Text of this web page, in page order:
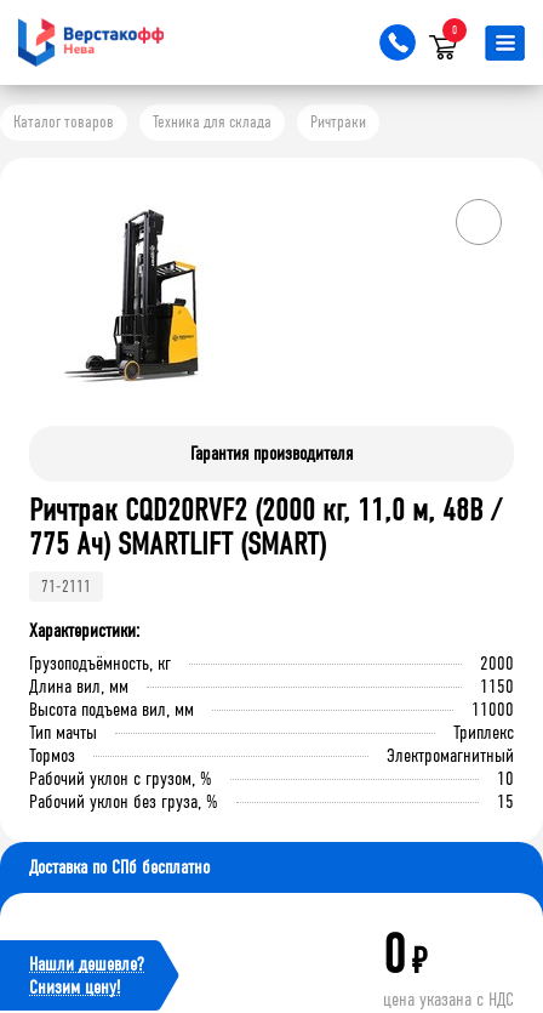
0
Каталог товаров Техника для склада Ричтраки
Гарантия производителя
Ричтрак CQD20RVF2 (2000 кг, 11,0 м, 48В /
775 Ач) SMARTLIFT (SMART)
71-2111
Характеристики:
Грузоподъёмность, кг
2000
Длина вил, мм
1150
Высота подъема вил, мм
11000
Тип мачты
Триплекс
Тормоз
Электромагнитный
Рабочий уклон с грузом, %
10
Рабочий уклон без груза, %
15
Доставка по СПб бесплатно
Нашли дешевле?
Cнизим цену!
0₽
цена указана с НДС